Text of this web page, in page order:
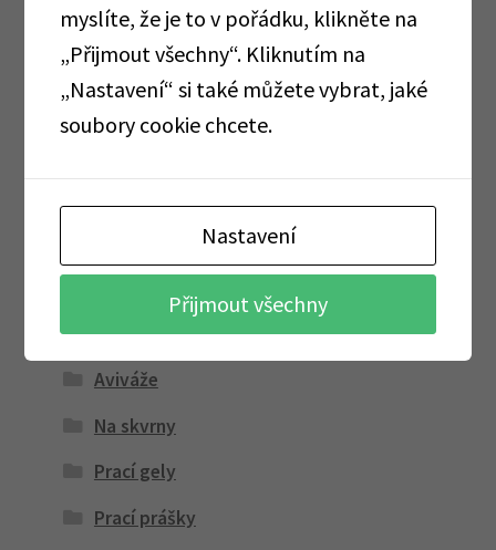
Osvěžovače
Papírové role a ručníky
Papírové ubrousky
Praní
Aviváže
Na skvrny
Prací gely
Prací prášky
myslíte, že je to v pořádku, klikněte na
„Přijmout všechny“. Kliknutím na
„Nastavení“ si také můžete vybrat, jaké
soubory cookie chcete.
Nastavení
Přijmout všechny